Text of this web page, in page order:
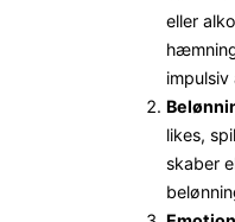
eller
likes,
skaber